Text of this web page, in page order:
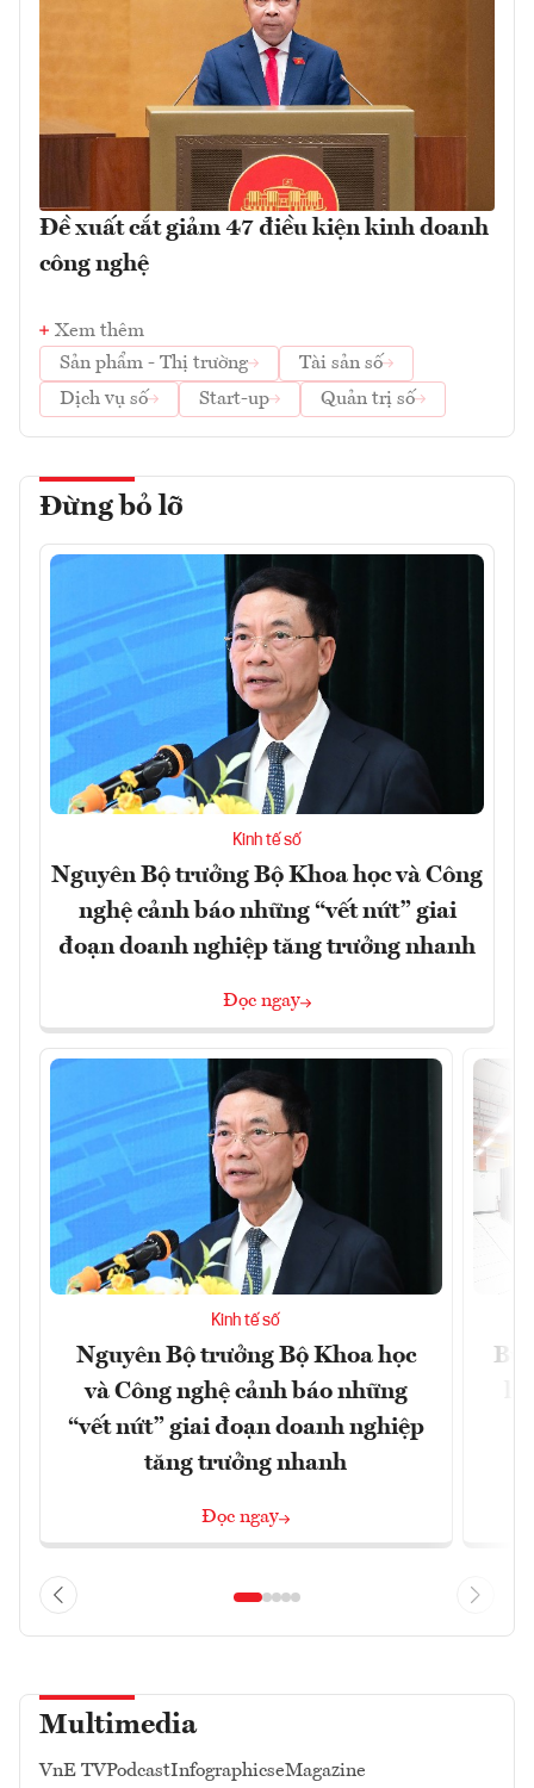
Đề xuất cắt giảm 47 điều kiện kinh doanh
công nghệ
Xem thêm
Sản phẩm - Thị trường
Tài sản số
Dịch vụ số
Start-up Quản trị số
Đừng bỏ lỡ
Kinh tế số
Nguyên Bộ trưởng Bộ Khoa học và Công
nghệ cảnh báo những “vết nứt” giai
đoạn doanh nghiệp tăng trưởng nhanh
Đọc ngay
Kinh tế số
Nguyên Bộ trưởng Bộ Khoa học
và Công nghệ cảnh báo những
“vết nứt” giai đoạn doanh nghiệp
tăng trưởng nhanh
Đọc ngay
Multimedia
VnE TVPodcastInfographicseMagazine